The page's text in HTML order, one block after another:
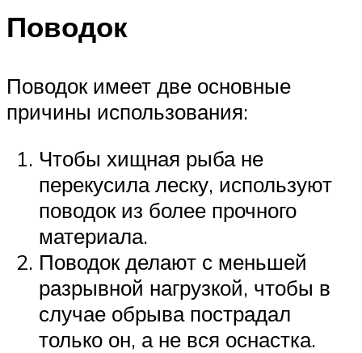
Поводок
Поводок имеет две основные
причины использования:
Чтобы хищная рыба не
перекусила леску, используют
поводок из более прочного
материала.
Поводок делают с меньшей
разрывной нагрузкой, чтобы в
случае обрыва пострадал
только он, а не вся оснастка.